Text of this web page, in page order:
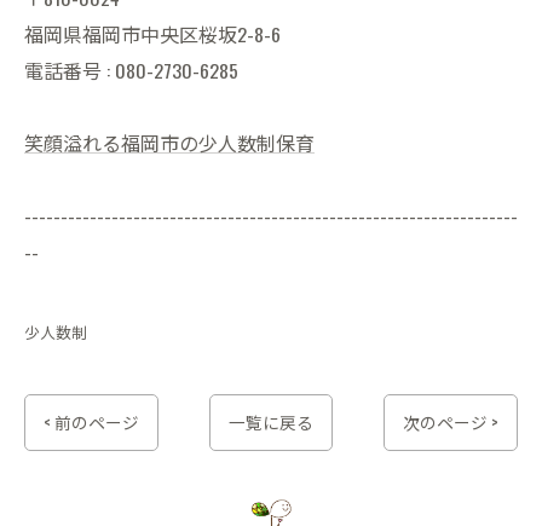
福岡県福岡市中央区桜坂2-8-6
電話番号 : 080-2730-6285
笑顔溢れる福岡市の少人数制保育
--------------------------------------------------------------------
--
少人数制
< 前のページ 一覧に戻る 次のページ >